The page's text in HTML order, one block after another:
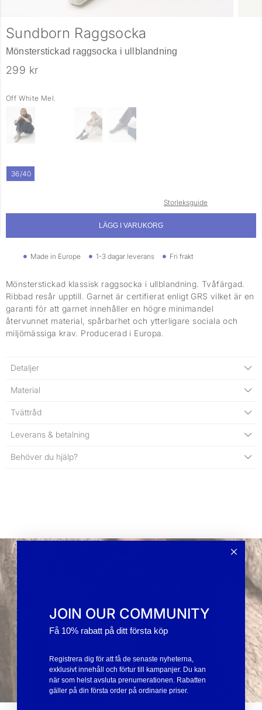
Sundborn Raggsocka
Mönsterstickad raggsocka i ullblandning
299 kr
Off White Mel.
36/40
Storleksguide
LÄGG I VARUKORG
Made in Europe 1-3 dagar leverans Fri frakt
Mönsterstickad klassisk raggsocka i ullblandning. Tvåfärgad.
Ribbad resår upptill. Garnet är certifierat enligt GRS vilket är en
garanti för att garnet innehåller en högre minimandel
återvunnet material, spårbarhet och ytterligare sociala och
miljömässiga krav. Producerad i Europa.
Detaljer
Material
Tvättråd
Leverans & betalning
Behöver du hjälp?
JOIN OUR COMMUNITY
Få 10% rabatt på ditt första köp
Registrera dig för att få de senaste nyheterna,
exklusivt innehåll och förtur till kampanjer. Du kan
när som helst avsluta prenumerationen. Rabatten
gäller på din första order på ordinarie priser.